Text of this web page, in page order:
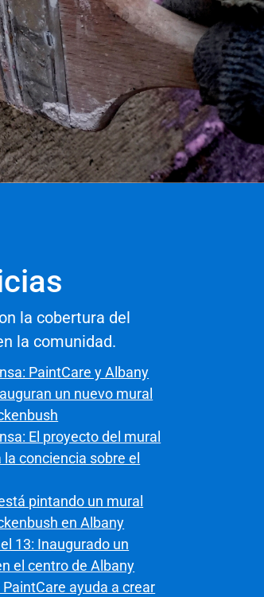
la cobertura del
la comunidad.
PaintCare y Albany
un nuevo mural
El proyecto del mural
conciencia sobre el
pintando un mural
en Albany
13: Inaugurado un
el centro de Albany
PaintCare ayuda a crear